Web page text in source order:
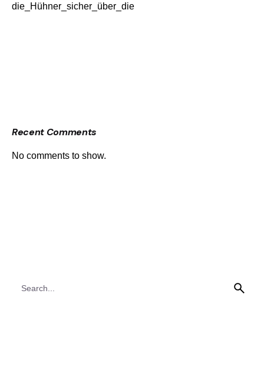
die_Hühner_sicher_über_die
Recent Comments
No comments to show.